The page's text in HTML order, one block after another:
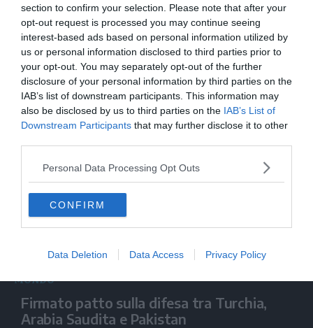
section to confirm your selection. Please note that after your
opt-out request is processed you may continue seeing
interest-based ads based on personal information utilized by
us or personal information disclosed to third parties prior to
your opt-out. You may separately opt-out of the further
disclosure of your personal information by third parties on the
IAB’s list of downstream participants. This information may
also be disclosed by us to third parties on the IAB’s List of
Downstream Participants that may further disclose it to other
Personal Data Processing Opt Outs
CONFIRM
Data Deletion Data Access Privacy Policy
MONDO
Esercitazioni militari israeliane nel
Mediterraneo e nel Mar Rosso
MONDO
Firmato patto sulla difesa tra Turchia,
Arabia Saudita e Pakistan